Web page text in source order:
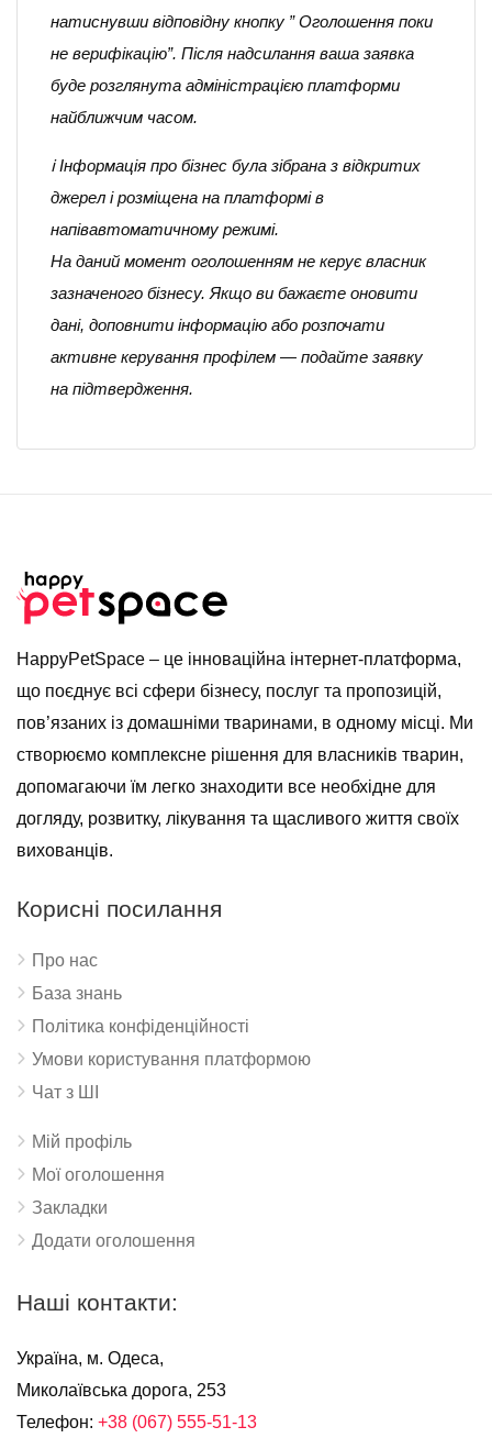
натиснувши відповідну кнопку ” Оголошення поки
не верифікацію”. Після надсилання ваша заявка
буде розглянута адміністрацією платформи
найближчим часом.
ℹ️ Інформація про бізнес була зібрана з відкритих
джерел і розміщена на платформі в
напівавтоматичному режимі.
На даний момент оголошенням не керує власник
зазначеного бізнесу. Якщо ви бажаєте оновити
дані, доповнити інформацію або розпочати
активне керування профілем — подайте заявку
на підтвердження.
HappyPetSpace – це інноваційна інтернет-платформа,
що поєднує всі сфери бізнесу, послуг та пропозицій,
пов’язаних із домашніми тваринами, в одному місці. Ми
створюємо комплексне рішення для власників тварин,
допомагаючи їм легко знаходити все необхідне для
догляду, розвитку, лікування та щасливого життя своїх
вихованців.
Корисні посилання
Про нас
База знань
Політика конфіденційності
Умови користування платформою
Чат з ШІ
Мій профіль
Мої оголошення
Закладки
Додати оголошення
Наші контакти:
Україна, м. Одеса,
Миколаївська дорога, 253
Телефон: +38 (067) 555-51-13